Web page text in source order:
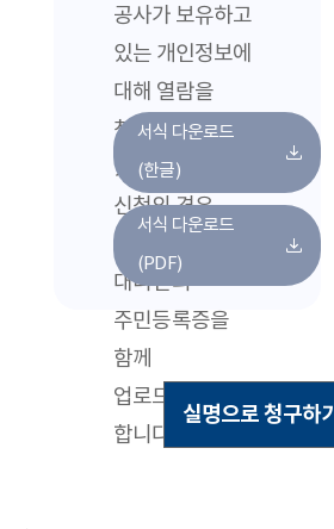
공사가 보유하고
있는 개인정보에
대해 열람을
청구하실 수
있습니다. 대리인
신청의 경우
위임장과
대리인의
주민등록증을
함께
업로드해주셔야
합니다.
서식 다운로드
(한글)
서식 다운로드
(PDF)
실명으로 청구하기